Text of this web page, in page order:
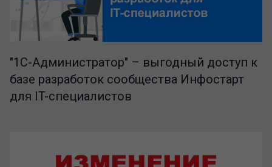
"1C-Администратор" – выгодный доступ к
базе разработок сообщества Инфостарт
для IT-специалистов